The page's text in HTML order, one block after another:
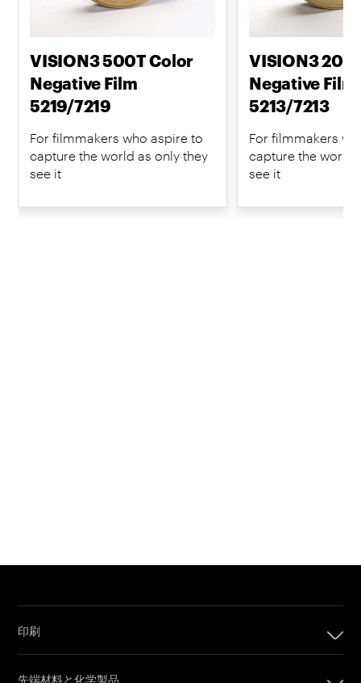
VISION3 500T Color
Negative Film
5219/7219
For filmmakers who aspire to
capture the world as only they
see it
VISION3
Negative Film
5213/7213
For filmmakers
capture the world
see it
印刷
先端材料と化学製品